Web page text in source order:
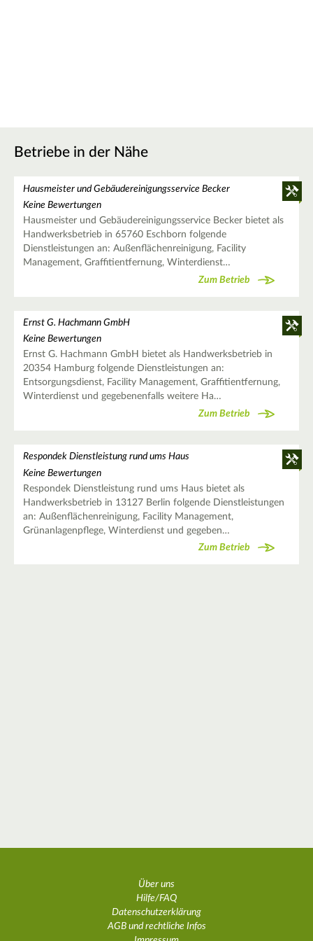
Betriebe in der Nähe
Hausmeister und Gebäudereinigungsservice Becker
Keine Bewertungen
Hausmeister und Gebäudereinigungsservice Becker bietet als
Handwerksbetrieb in 65760 Eschborn folgende
Dienstleistungen an: Außenflächenreinigung, Facility
Management, Graffitientfernung, Winterdienst…
Zum Betrieb
Ernst G. Hachmann GmbH
Keine Bewertungen
Ernst G. Hachmann GmbH bietet als Handwerksbetrieb in
20354 Hamburg folgende Dienstleistungen an:
Entsorgungsdienst, Facility Management, Graffitientfernung,
Winterdienst und gegebenenfalls weitere Ha…
Zum Betrieb
Respondek Dienstleistung rund ums Haus
Keine Bewertungen
Respondek Dienstleistung rund ums Haus bietet als
Handwerksbetrieb in 13127 Berlin folgende Dienstleistungen
an: Außenflächenreinigung, Facility Management,
Grünanlagenpflege, Winterdienst und gegeben…
Zum Betrieb
Über uns
Hilfe/FAQ
Datenschutzerklärung
AGB und rechtliche Infos